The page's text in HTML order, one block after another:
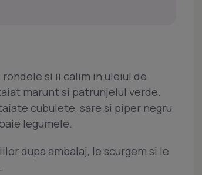
si ii calim in uleiul de
marunt si patrunjelul verde.
cubulete, sare si piper negru
legumele.
dupa ambalaj, le scurgem si le